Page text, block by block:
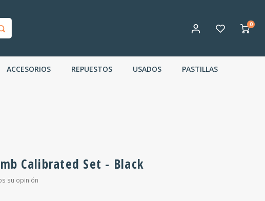
0
ACCESORIOS REPUESTOS USADOS PASTILLAS
Calibrated Set - Black
su opinión